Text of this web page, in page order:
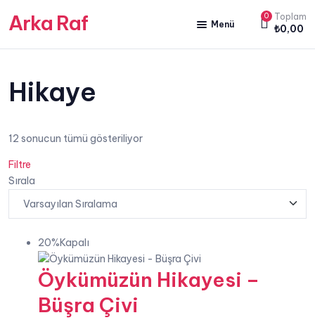
Arka Raf Menü
ANA SAYFA
HAKKIMIZDA
KİTAP SATIŞ
YAZARLARIMIZ
YAYIN PAKETLERİMİZ
0 Toplam
₺0,00
Hikaye
12 sonucun tümü gösteriliyor
Filtre
Sırala
20%Kapalı
Öykümüzün Hikayesi –
Büşra Çivi